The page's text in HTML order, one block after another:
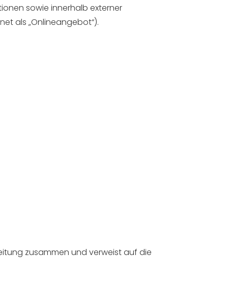
sowie innerhalb externer
als „Onlineangebot“).
zusammen und verweist auf die